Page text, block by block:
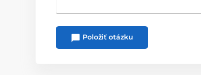
Položiť otázku